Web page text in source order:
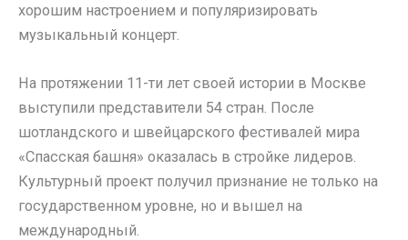
хорошим настроением и популяризировать
музыкальный концерт.
На протяжении 11-ти лет своей истории в Москве
выступили представители 54 стран. После
шотландского и швейцарского фестивалей мира
«Спасская башня» оказалась в стройке лидеров.
Культурный проект получил признание не только на
государственном уровне, но и вышел на
международный.